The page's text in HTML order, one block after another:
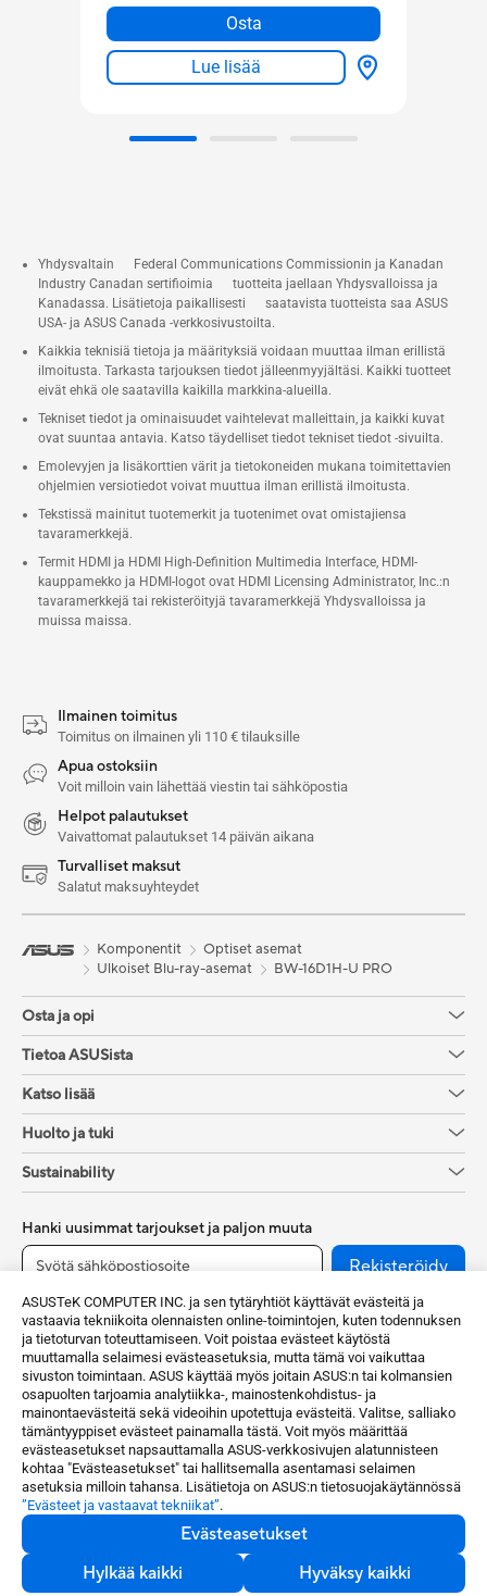
ASUSTeK COMPUTER INC. ja sen tytäryhtiöt käyttävät evästeitä ja
vastaavia tekniikoita olennaisten online-toimintojen, kuten todennuksen
ja tietoturvan toteuttamiseen. Voit poistaa evästeet käytöstä
muuttamalla selaimesi evästeasetuksia, mutta tämä voi vaikuttaa
sivuston toimintaan. ASUS käyttää myös joitain ASUS:n tai kolmansien
osapuolten tarjoamia analytiikka-, mainostenkohdistus- ja
mainontaevästeitä sekä videoihin upotettuja evästeitä. Valitse, salliako
tämäntyyppiset evästeet painamalla tästä. Voit myös määrittää
evästeasetukset napsauttamalla ASUS-verkkosivujen alatunnisteen
kohtaa "Evästeasetukset" tai hallitsemalla asentamasi selaimen
asetuksia milloin tahansa. Lisätietoja on ASUS:n tietosuojakäytännössä
”Evästeet ja vastaavat tekniikat”.
Evästeasetukset
Hylkää kaikki
Hyväksy kaikki
Osta
Lue lisää
Yhdysvaltain Federal Communications Commissionin ja Kanadan
Industry Canadan sertifioimia tuotteita jaellaan Yhdysvalloissa ja
Kanadassa. Lisätietoja paikallisesti saatavista tuotteista saa ASUS
USA- ja ASUS Canada -verkkosivustoilta.
Kaikkia teknisiä tietoja ja määrityksiä voidaan muuttaa ilman erillistä
ilmoitusta. Tarkasta tarjouksen tiedot jälleenmyyjältäsi. Kaikki tuotteet
eivät ehkä ole saatavilla kaikilla markkina-alueilla.
Tekniset tiedot ja ominaisuudet vaihtelevat malleittain, ja kaikki kuvat
ovat suuntaa antavia. Katso täydelliset tiedot tekniset tiedot -sivuilta.
Emolevyjen ja lisäkorttien värit ja tietokoneiden mukana toimitettavien
ohjelmien versiotiedot voivat muuttua ilman erillistä ilmoitusta.
Tekstissä mainitut tuotemerkit ja tuotenimet ovat omistajiensa
tavaramerkkejä.
Termit HDMI ja HDMI High-Definition Multimedia Interface, HDMI-
kauppamekko ja HDMI-logot ovat HDMI Licensing Administrator, Inc.:n
tavaramerkkejä tai rekisteröityjä tavaramerkkejä Yhdysvalloissa ja
muissa maissa.
Ilmainen toimitus
Toimitus on ilmainen yli 110 € tilauksille
Apua ostoksiin
Voit milloin vain lähettää viestin tai sähköpostia
Helpot palautukset
Vaivattomat palautukset 14 päivän aikana
Turvalliset maksut
Salatut maksuyhteydet
Komponentit
Optiset asemat
Ulkoiset Blu-ray-asemat
BW-16D1H-U PRO
Osta ja opi
Tietoa ASUSista
Katso lisää
Huolto ja tuki
Sustainability
Hanki uusimmat tarjoukset ja paljon muuta
Rekisteröidy
Finland / Suomi
©ASUSTeK Computer Inc.Kaikki oikeudet pidätetään.
Tietosuojakäytäntö Evästeasetukset